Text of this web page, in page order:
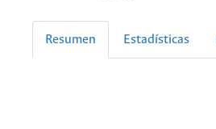
Resumen Estadísticas